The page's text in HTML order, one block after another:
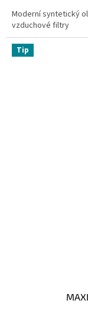
Moderní syntetický
vzduchové filtry
Tip